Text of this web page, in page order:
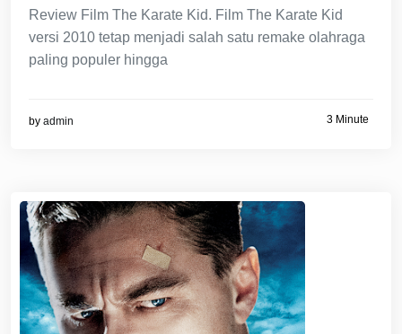
Review Film The Karate Kid. Film The Karate Kid
versi 2010 tetap menjadi salah satu remake olahraga
paling populer hingga
by admin 3 Minute